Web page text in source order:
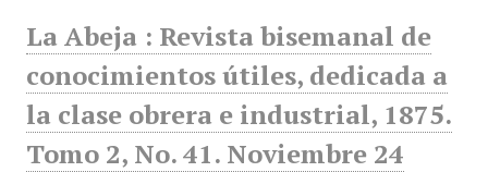
La Abeja : Revista bisemanal de
conocimientos útiles, dedicada a
la clase obrera e industrial, 1875.
Tomo 2, No. 41. Noviembre 24